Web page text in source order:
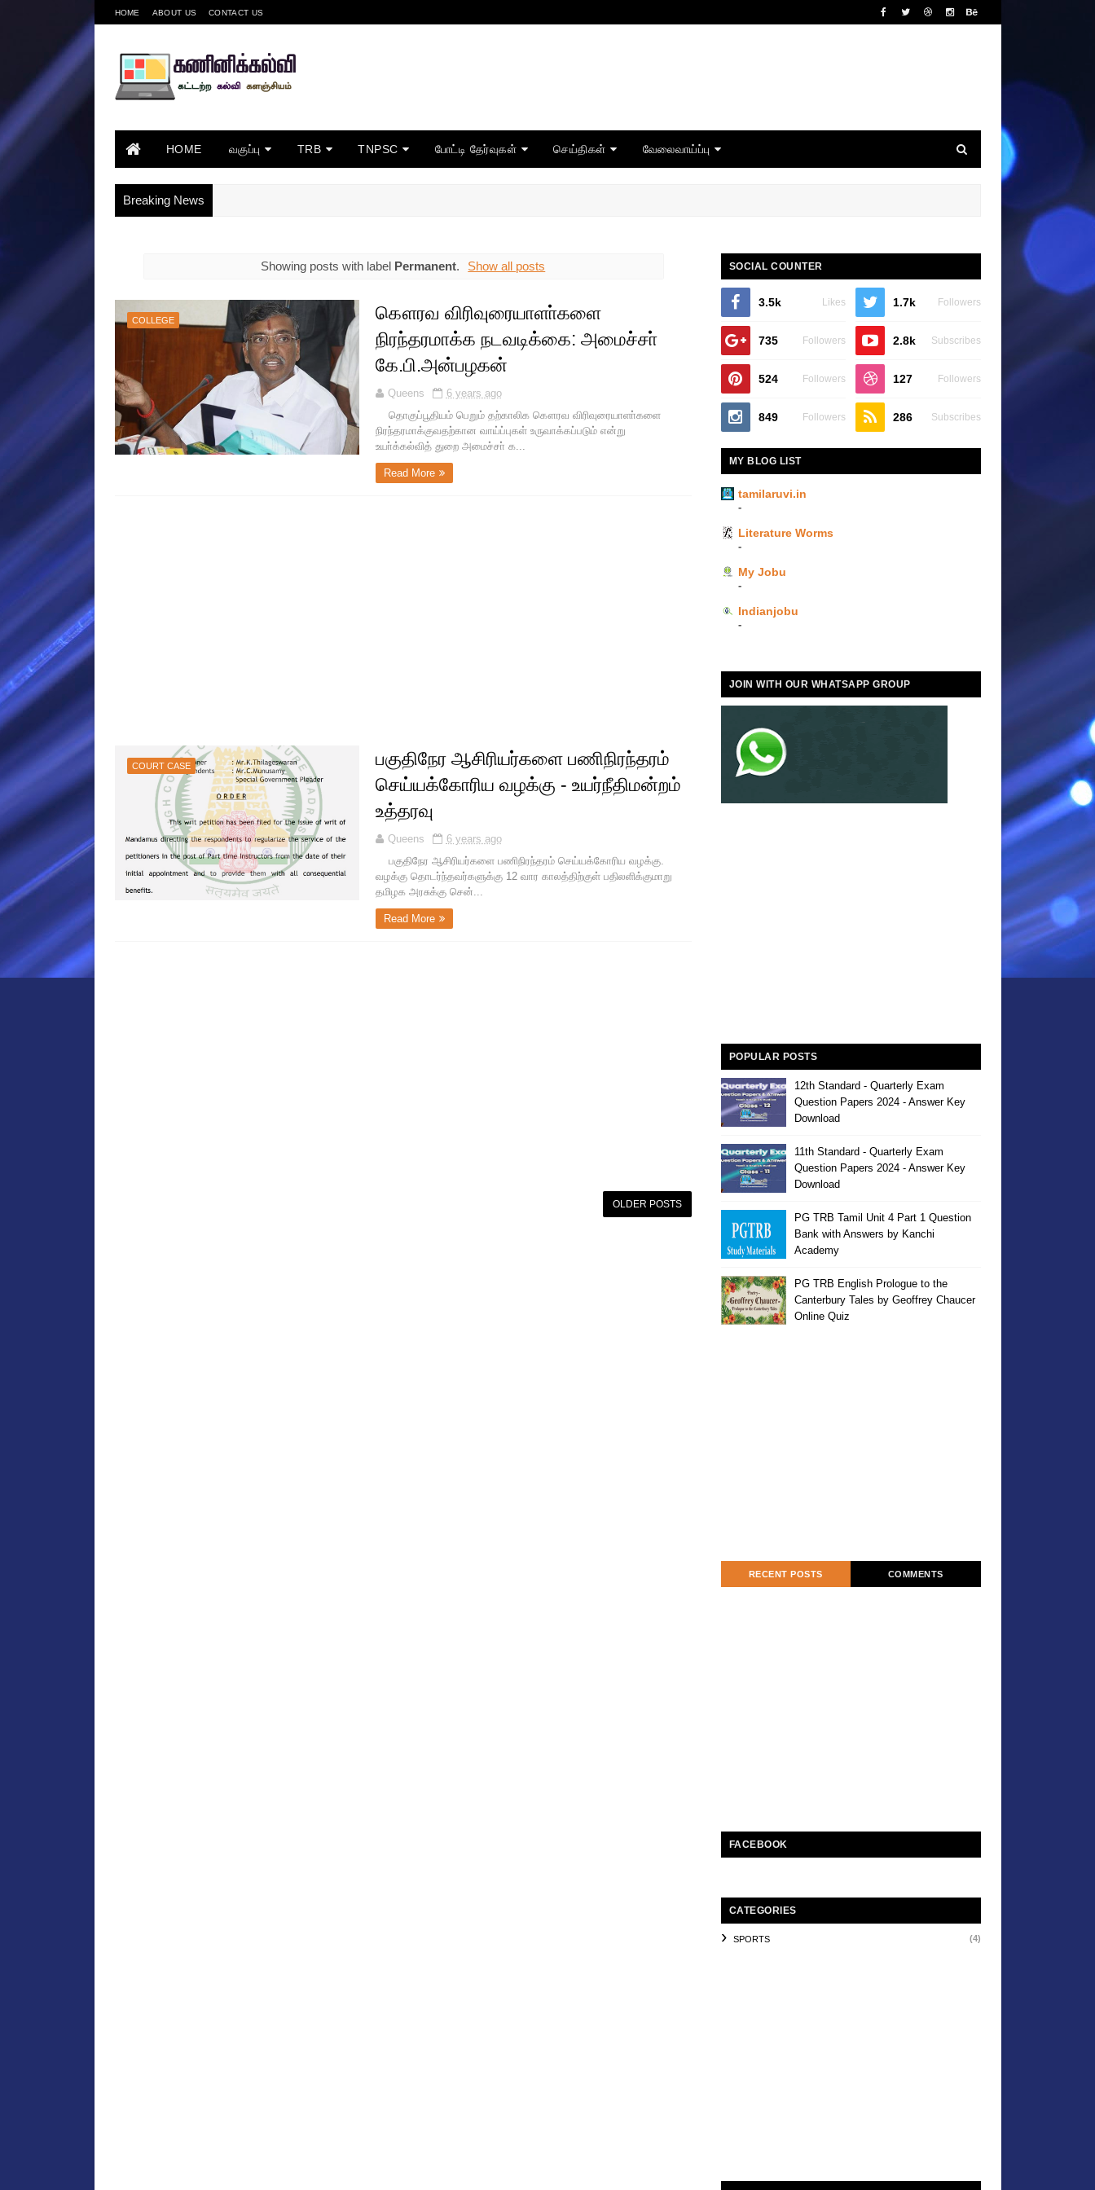
HOME ABOUT US CONTACT US
HOME வகுப்பு TRB TNPSC போட்டி தேர்வுகள் செய்திகள் வேலைவாய்ப்பு
Breaking News
Showing posts with label Permanent. Show all posts
COLLEGE
கௌரவ விரிவுரையாளா்களை
நிரந்தரமாக்க நடவடிக்கை: அமைச்சா்
கே.பி.அன்பழகன்
Queens
6 years ago
தொகுப்பூதியம் பெறும் தற்காலிக கௌரவ விரிவுரையாளா்களை
நிரந்தரமாக்குவதற்கான வாய்ப்புகள் உருவாக்கப்படும் என்று
உயா்க்கல்வித் துறை அமைச்சா் க...
Read More
COURT CASE
பகுதிநேர ஆசிரியர்களை பணிநிரந்தரம்
செய்யக்கோரிய வழக்கு - உயர்நீதிமன்றம்
உத்தரவு
Queens
6 years ago
பகுதிநேர ஆசிரியர்களை பணிநிரந்தரம் செய்யக்கோரிய வழக்கு.
வழக்கு தொடர்ந்தவர்களுக்கு 12 வார காலத்திற்குள் பதிலளிக்குமாறு
தமிழக அரசுக்கு சென்...
Read More
OLDER POSTS
SOCIAL COUNTER
3.5k Likes 1.7k Followers
735 Followers 2.8k Subscribes
524 Followers 127 Followers
849 Followers 286 Subscribes
MY BLOG LIST
tamilaruvi.in
-
Literature Worms
-
My Jobu
-
Indianjobu
-
JOIN WITH OUR WHATSAPP GROUP
POPULAR POSTS
12th Standard - Quarterly Exam
Question Papers 2024 - Answer Key
Download
11th Standard - Quarterly Exam
Question Papers 2024 - Answer Key
Download
PG TRB Tamil Unit 4 Part 1 Question
Bank with Answers by Kanchi
Academy
PG TRB English Prologue to the
Canterbury Tales by Geoffrey Chaucer
Online Quiz
RECENT POSTS COMMENTS
FACEBOOK
CATEGORIES
SPORTS (4)